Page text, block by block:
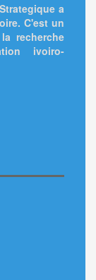
a
C'est un
recherche
ivoiro-